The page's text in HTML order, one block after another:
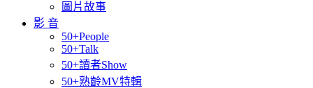
圖片故事
影 音
50+People
50+Talk
50+讀者Show
50+熟齡MV特輯